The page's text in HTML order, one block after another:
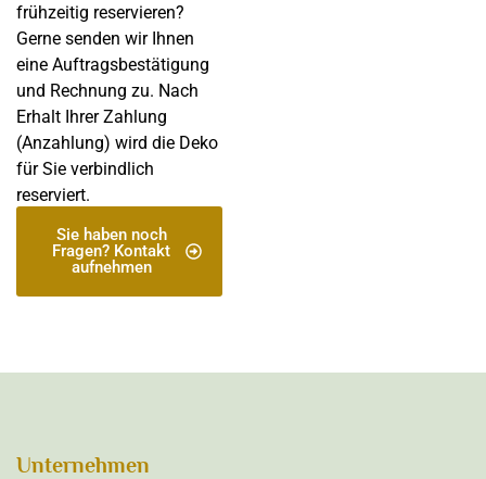
frühzeitig reservieren?
Gerne senden wir Ihnen
eine Auftragsbestätigung
und Rechnung zu. Nach
Erhalt Ihrer Zahlung
(Anzahlung) wird die Deko
für Sie verbindlich
reserviert.
Sie haben noch
Fragen? Kontakt
aufnehmen
Unternehmen